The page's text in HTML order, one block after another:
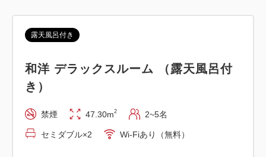
1便 10時00分 / 2便 13時00分 / 3便 15時30分
席には限りがございますので、満席の場合はご了承下
■□■ モネ没後100年。箱根でひらかれる、新たな芸
露天風呂付き
和洋 デラックスルーム （露天風呂付
き）
禁煙 47.30m2 2~5名
セミダブル×2 Wi-Fiあり（無料）